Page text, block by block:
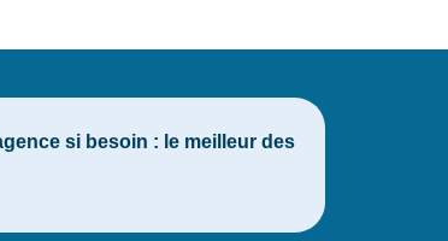
si besoin : le meilleur des